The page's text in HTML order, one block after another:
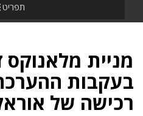
תפריט
בעקבות
רכישה של